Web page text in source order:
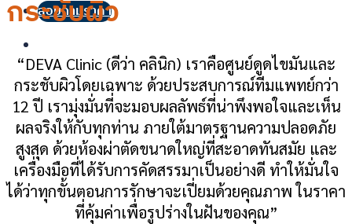
สอบถามราคา
กระชับผิว
“DEVA Clinic (ดีว่า คลินิก) เราคือศูนย์ดูดไขมันและ
กระชับผิวโดยเฉพาะ ด้วยประสบการณ์ทีมแพทย์กว่า
12 ปี เรามุ่งมั่นที่จะมอบผลลัพธ์ที่น่าพึงพอใจและเห็น
ผลจริงให้กับทุกท่าน ภายใต้มาตรฐานความปลอดภัย
สูงสุด ด้วยห้องผ่าตัดขนาดใหญ่ที่สะอาดทันสมัย และ
เครื่องมือที่ได้รับการคัดสรรมาเป็นอย่างดี ทำให้มั่นใจ
ได้ว่าทุกขั้นตอนการรักษาจะเปี่ยมด้วยคุณภาพ ในราคา
ที่คุ้มค่าเพื่อรูปร่างในฝันของคุณ”